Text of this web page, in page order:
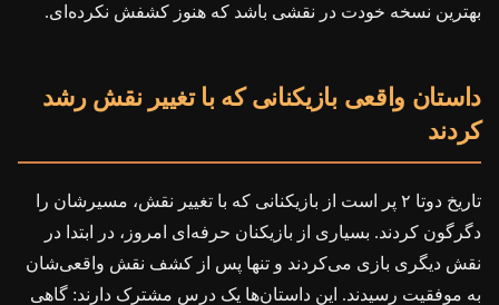
بهترین نسخه خودت در نقشی باشد که هنوز کشفش نکرده‌ای.
داستان واقعی بازیکنانی که با تغییر نقش رشد
کردند
تاریخ دوتا ۲ پر است از بازیکنانی که با تغییر نقش، مسیرشان را
دگرگون کردند. بسیاری از بازیکنان حرفه‌ای امروز، در ابتدا در
نقش دیگری بازی می‌کردند و تنها پس از کشف نقش واقعی‌شان
به موفقیت رسیدند. این داستان‌ها یک درس مشترک دارند: گاهی